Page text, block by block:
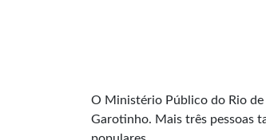
O Ministério Público do Rio de
Garotinho. Mais três pessoas